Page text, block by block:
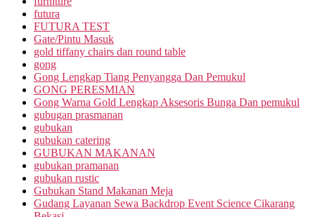
futura
FUTURA TEST
Gate/Pintu Masuk
gold tiffany chairs dan round table
gong
Gong Lengkap Tiang Penyangga Dan Pemukul
GONG PERESMIAN
Gong Warna Gold Lengkap Aksesoris Bunga Dan pemukul
gubugan prasmanan
gubukan
gubukan catering
GUBUKAN MAKANAN
gubukan pramanan
gubukan rustic
Gubukan Stand Makanan Meja
Gudang Layanan Sewa Backdrop Event Science Cikarang